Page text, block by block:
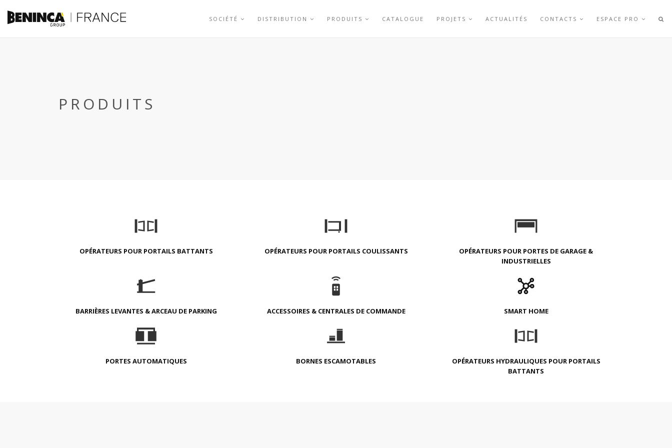
ESPACE PRO
SOCIÉTÉ DISTRIBUTION PRODUITS CATALOGUE PROJETS ACTUALITÉS CONTACTS
PRODUITS
OPÉRATEURS POUR PORTAILS BATTANTS OPÉRATEURS POUR PORTAILS COULISSANTS
OPÉRATEURS POUR PORTES DE GARAGE &
INDUSTRIELLES
BARRIÈRES LEVANTES & ARCEAU DE PARKING ACCESSOIRES & CENTRALES DE COMMANDE SMART HOME
PORTES AUTOMATIQUES BORNES ESCAMOTABLES
OPÉRATEURS HYDRAULIQUES POUR PORTAILS
BATTANTS